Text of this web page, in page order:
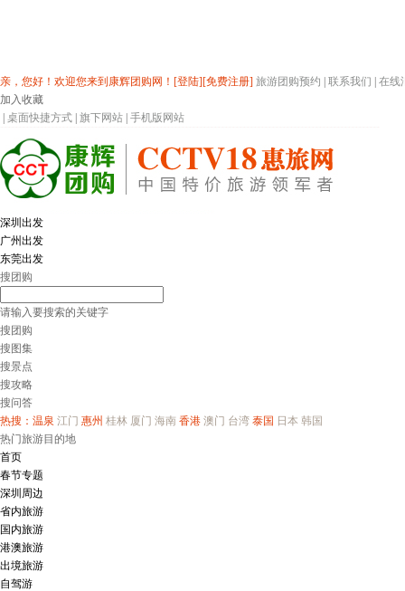
亲，您好！欢迎您来到康辉团购网！ [登陆][免费注册] 旅游团购预约 联系我们
在线
加入收藏
桌面快捷方式 旗下网站 手机版网站
深圳出发
广州出发
东莞出发
搜团购
请输入要搜索的关键字
搜团购
搜图集
搜景点
搜攻略
搜问答
热搜： 温泉 江门 惠州 桂林 厦门 海南 香港 澳门 台湾 泰国 日本 韩国
热门旅游目的地
首页
春节专题
深圳周边
省内旅游
国内旅游
港澳旅游
出境旅游
自驾游